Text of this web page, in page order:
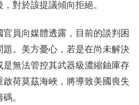
對於該提議傾向拒絕。
員向媒體透露，目前的談判困
。美方憂心，若是在尚未解決
無法管控其武器級濃縮鈾庫存
啟荷莫茲海峽，將導致美國喪失
。